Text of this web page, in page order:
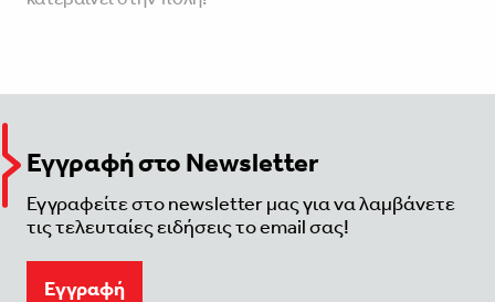
Εγγραφή στο Newsletter
Εγγραφείτε στο newsletter μας για να λαμβάνετε
τις τελευταίες ειδήσεις το email σας!
Eγγραφή